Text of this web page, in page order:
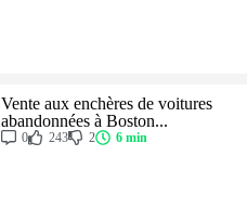
Vente aux enchères de voitures
abandonnées à Boston...
0 243 2 6 min